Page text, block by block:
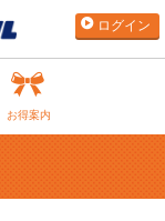
ログイン
お得案内